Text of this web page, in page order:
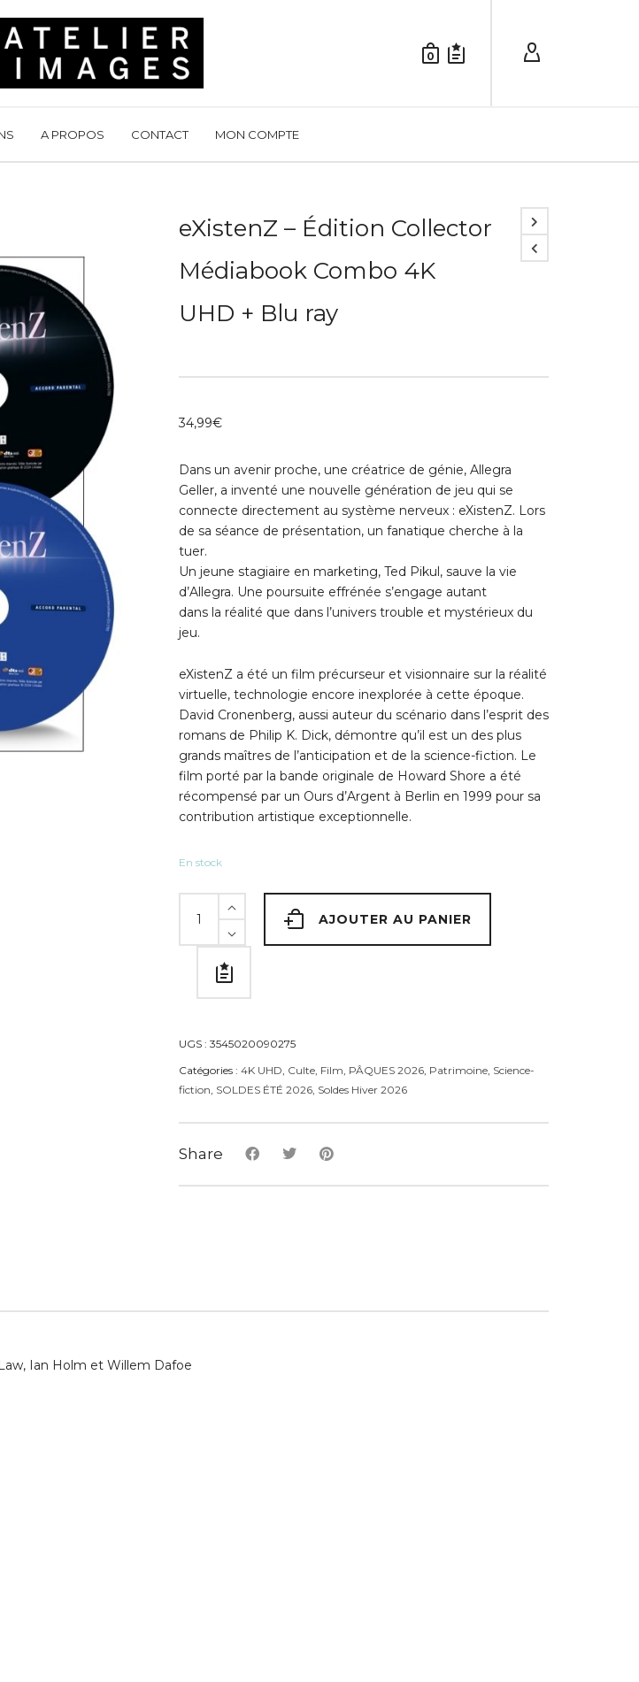
0
A PROPOS CONTACT MON COMPTE
eXistenZ – Édition Collector
Médiabook Combo 4K
UHD + Blu ray
34,99€
Dans un avenir proche, une créatrice de génie, Allegra
Geller, a inventé une nouvelle génération de jeu qui se
connecte directement au système nerveux : eXistenZ. Lors
de sa séance de présentation, un fanatique cherche à la
tuer.
Un jeune stagiaire en marketing, Ted Pikul, sauve la vie
d’Allegra. Une poursuite effrénée s’engage autant
dans la réalité que dans l’univers trouble et mystérieux du
jeu.
eXistenZ a été un film précurseur et visionnaire sur la réalité
virtuelle, technologie encore inexplorée à cette époque.
David Cronenberg, aussi auteur du scénario dans l’esprit des
romans de Philip K. Dick, démontre qu’il est un des plus
grands maîtres de l’anticipation et de la science-fiction. Le
film porté par la bande originale de Howard Shore a été
récompensé par un Ours d’Argent à Berlin en 1999 pour sa
contribution artistique exceptionnelle.
En stock
AJOUTER AU PANIER
UGS : 3545020090275
Catégories : 4K UHD, Culte, Film, PÂQUES 2026, Patrimoine, Science-
fiction, SOLDES ÉTÉ 2026, Soldes Hiver 2026
Share
Ian Holm et Willem Dafoe